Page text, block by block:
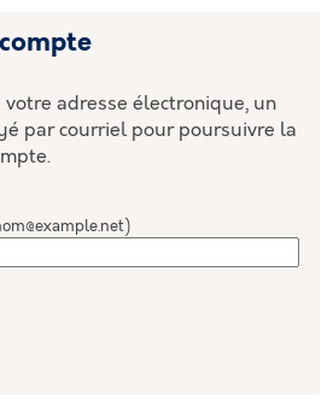
adresse électronique, un
par courriel pour poursuivre la